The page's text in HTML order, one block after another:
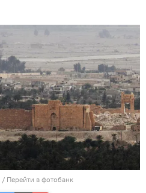
/ Перейти в фотобанк